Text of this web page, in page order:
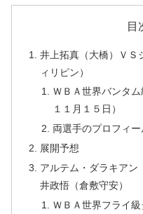
目
井上拓真（大橋）ＶＳ
ィリピン）
ＷＢＡ世界バンタ
１１月１５日）
両選手のプロフィー
展開予想
アルテム・ダラキアン
井政悟（倉敷守安）
ＷＢＡ世界フライ